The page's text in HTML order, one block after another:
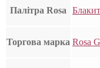
Палітра Rosa
Торгова марка Rosa